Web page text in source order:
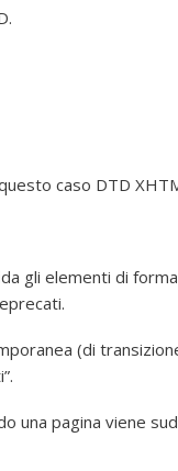
caso DTD
gli elementi di
(di
una pagina viene